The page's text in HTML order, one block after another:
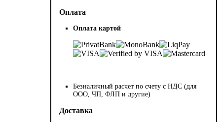
Оплата
Оплата картой
Безналичный расчет по счету с НДС (для
ООО, ЧП, ФЛП и другие)
Доставка